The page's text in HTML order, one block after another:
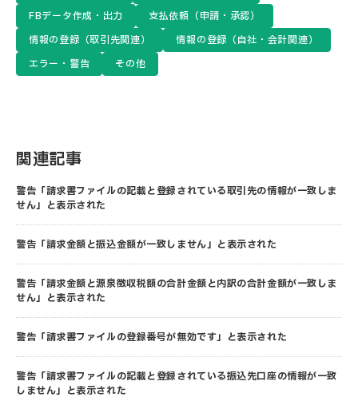
FBデータ作成・出力
支払依頼（申請・承認）
情報の登録（取引先関連）
情報の登録（自社・会計関連）
エラー・警告
その他
関連記事
警告「請求書ファイルの記載と登録されている取引先の情報が一致しま
せん」と表示された
警告「請求金額と振込金額が一致しません」と表示された
警告「請求金額と源泉徴収税額の合計金額と内訳の合計金額が一致しま
せん」と表示された
警告「請求書ファイルの登録番号が無効です」と表示された
警告「請求書ファイルの記載と登録されている振込先口座の情報が一致
しません」と表示された